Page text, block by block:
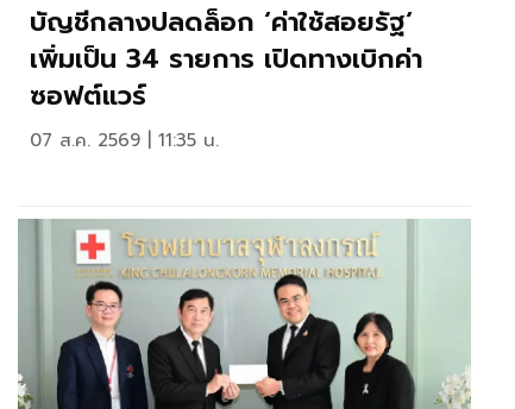
บัญชีกลางปลดล็อก ‘ค่าใช้สอยรัฐ‘
เพิ่มเป็น 34 รายการ เปิดทางเบิกค่า
ซอฟต์แวร์
07 ส.ค. 2569 | 11:35 น.